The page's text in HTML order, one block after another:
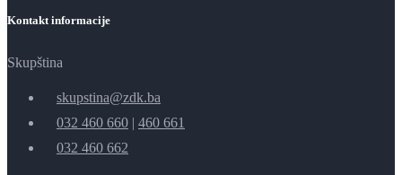
Kontakt informacije
Skupština
skupstina@zdk.ba
032 460 660 | 460 661
032 460 662